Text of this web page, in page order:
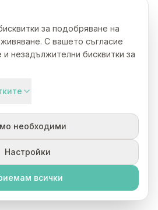
за подобряване на
С вашето съгласие
незадължителни бисквитки за
необходими
Настройки
всички